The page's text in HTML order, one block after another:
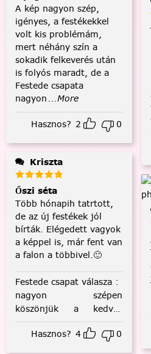
A kép nagyon szép,
igényes, a festékekkel
volt kis problémám,
mert néhány szín a
sokadik felkeverés után
is folyós maradt, de a
Festede csapata
nagyon ...More
Hasznos? 2 0
Kriszta
Őszi séta
Több hónapih tatrtott,
de az új festékek jól
bírták. Elégedett vagyok
a képpel is, már fent van
a falon a többivel.🙂
Festede csapat válasza :
nagyon szépen
köszönjük a kedves
visszajelzést! :)
Hasznos? 4 0